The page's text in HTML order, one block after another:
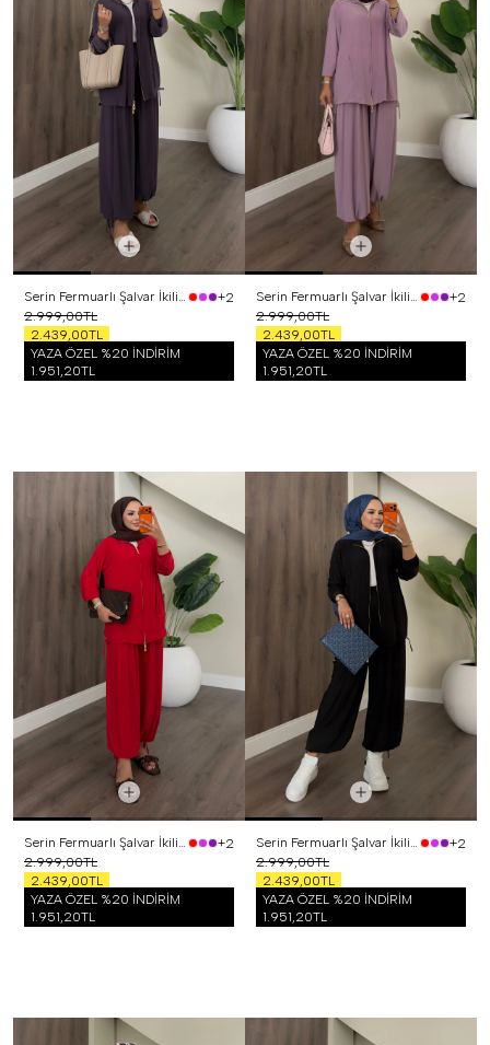
Serin Fermuarlı Şalvar İkili Takım Mor
+2
2.999,00TL
2.439,00TL
YAZA ÖZEL %20 İNDİRİM
1.951,20TL
Serin Fermuarlı Şalvar İkili Takım Lila
+2
2.999,00TL
2.439,00TL
YAZA ÖZEL %20 İNDİRİM
1.951,20TL
Serin Fermuarlı Şalvar İkili Takım Kırmızı
+2
2.999,00TL
2.439,00TL
YAZA ÖZEL %20 İNDİRİM
1.951,20TL
Serin Fermuarlı Şalvar İkili Takım Siyah
+2
2.999,00TL
2.439,00TL
YAZA ÖZEL %20 İNDİRİM
1.951,20TL